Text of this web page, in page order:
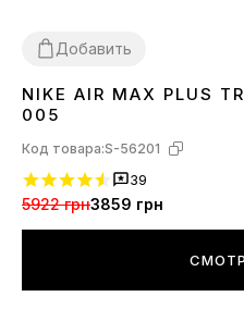
Добавить
3637 38 39 404142 434445
NIKE AIR MAX PLUS
005
Код товара:S-56201
39
5922 грн3859 грн